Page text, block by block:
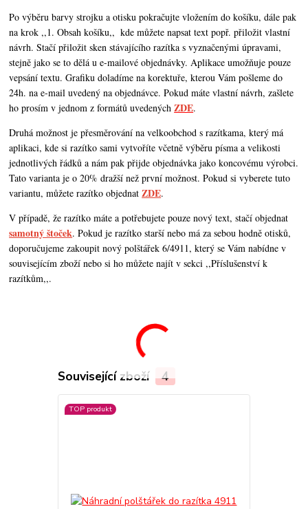
Po výběru barvy strojku a otisku pokračujte vložením do košíku, dále pak
na krok ,,1. Obsah košíku,, kde můžete napsat text popř. přiložit vlastní
návrh. Stačí přiložit sken stávajícího razítka s vyznačenými úpravami,
stejně jako se to dělá u e-mailové objednávky. Aplikace umožňuje pouze
vepsání textu. Grafiku doladíme na korektuře, kterou Vám pošleme do
24h. na e-mail uvedený na objednávce. Pokud máte vlastní návrh,zašlete
ho prosím v jednom z formátů uvedenýchZDE.
Druhá možnost je přesměrování na velkoobchod s razítkama, který má
aplikaci, kde si razítko sami vytvoříte včetně výběru písma a velikosti
jednotlivých řádků a nám pak přijde objednávka jako koncovému výrobci.
Tato varianta je o 20% dražší než první možnost. Pokud si vyberete tuto
variantu, můžete razítko objednatZDE.
V případě, že razítko máte a potřebujete pouze nový text, stačí objednat
samotný štoček. Pokud je razítko starší nebo má za sebou hodně otisků,
doporučujeme zakoupit nový polštářek 6/4911, který se Vám nabídne v
souvisejícím zboží nebo si ho můžete najít v sekci ,,Příslušenství k
razítkům,,.
Související zboží 4
TOP produkt